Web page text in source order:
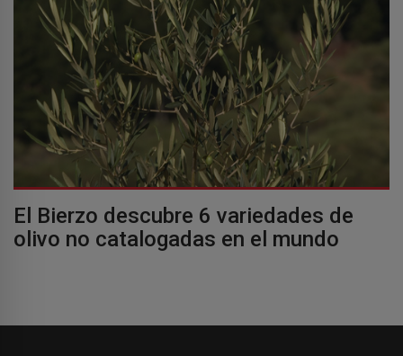
El Bierzo descubre 6 variedades de
olivo no catalogadas en el mundo